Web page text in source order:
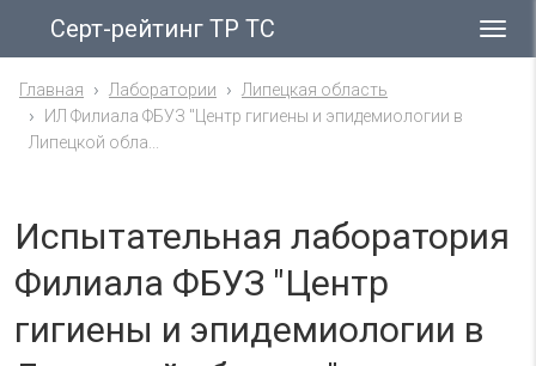
Серт-рейтинг ТР ТС
Главная Лаборатории
Липецкая область
ИЛ Филиала ФБУЗ "Центр гигиены и эпидемиологии в
Липецкой обла...
Испытательная лаборатория
Филиала ФБУЗ "Центр
гигиены и эпидемиологии в